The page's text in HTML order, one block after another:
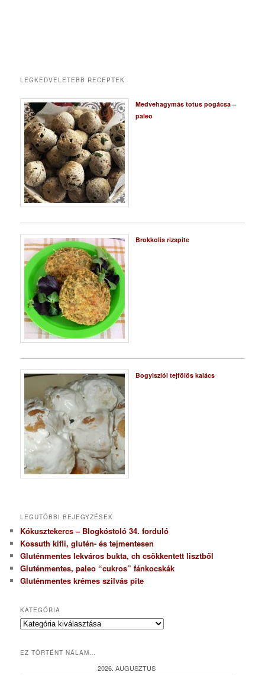
LEGKEDVELETEBB RECEPTEK
Medvehagymás totus pogácsa –
paleo
Brokkolis rizspite
Bogyiszlói tejfölös kalács
LEGUTÓBBI BEJEGYZÉSEK
Kókusztekercs – Blogkóstoló 34. forduló
Kossuth kifli, glutén- és tejmentesen
Gluténmentes lekváros bukta, ch csökkentett lisztből
Gluténmentes, paleo “cukros” fánkocskák
Gluténmentes krémes szilvás pite
KATEGÓRIA
K
e
EZ TÖRTÉNT NÁLAM…
2026. AUGUSZTUS